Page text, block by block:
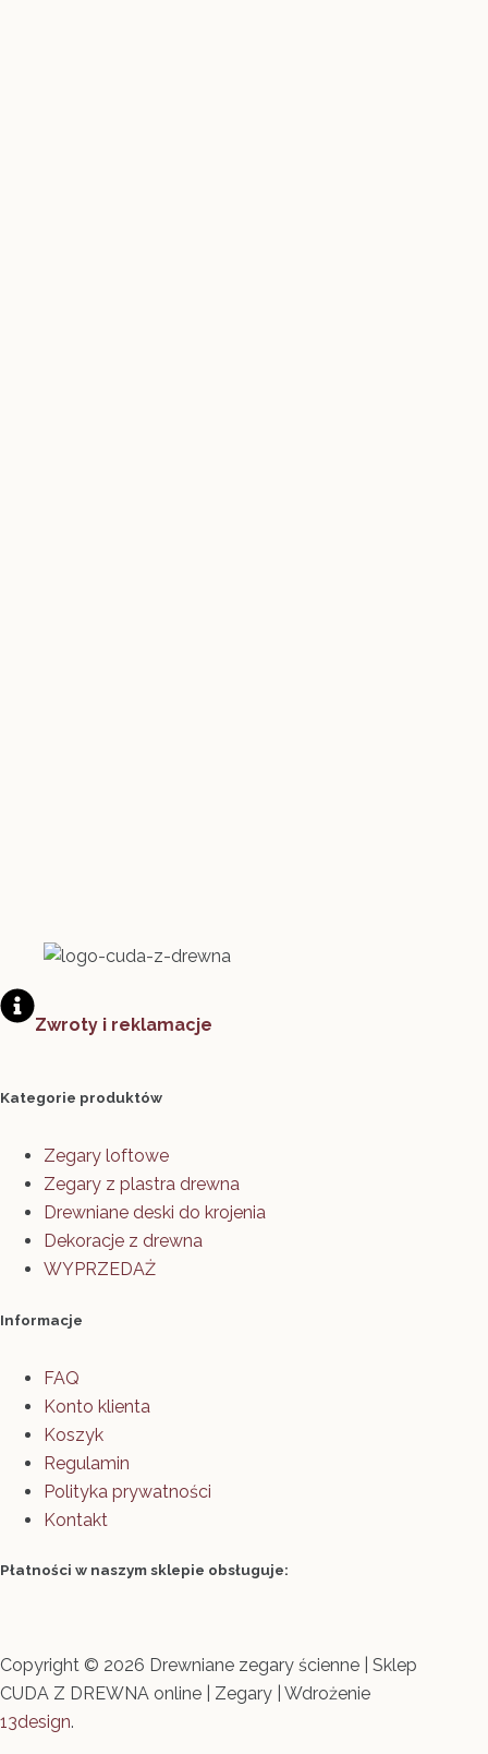
Zwroty i reklamacje
Kategorie produktów
Zegary loftowe
Zegary z plastra drewna
Drewniane deski do krojenia
Dekoracje z drewna
WYPRZEDAŻ
Informacje
FAQ
Konto klienta
Koszyk
Regulamin
Polityka prywatności
Kontakt
Płatności w naszym sklepie obsługuje:
Copyright © 2026 Drewniane zegary ścienne | Sklep
CUDA Z DREWNA online | Zegary | Wdrożenie
13design.